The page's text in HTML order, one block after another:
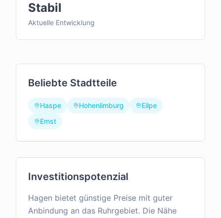
Stabil
Aktuelle Entwicklung
Beliebte Stadtteile
Haspe Hohenlimburg
Eilpe
Emst
Investitionspotenzial
Hagen bietet günstige Preise mit guter
Anbindung an das Ruhrgebiet. Die Nähe